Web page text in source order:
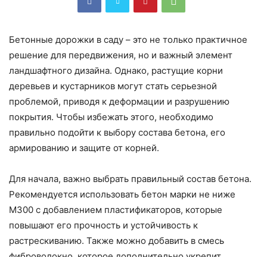
Бетонные дорожки в саду – это не только практичное
решение для передвижения, но и важный элемент
ландшафтного дизайна. Однако, растущие корни
деревьев и кустарников могут стать серьезной
проблемой, приводя к деформации и разрушению
покрытия. Чтобы избежать этого, необходимо
правильно подойти к выбору состава бетона, его
армированию и защите от корней.
Для начала, важно выбрать правильный состав бетона.
Рекомендуется использовать бетон марки не ниже
М300 с добавлением пластификаторов, которые
повышают его прочность и устойчивость к
растрескиванию. Также можно добавить в смесь